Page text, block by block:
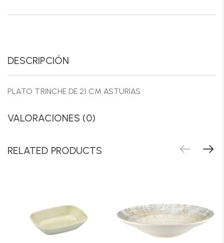
DESCRIPCIÓN
PLATO TRINCHE DE 21 CM ASTURIAS
VALORACIONES (0)
RELATED PRODUCTS